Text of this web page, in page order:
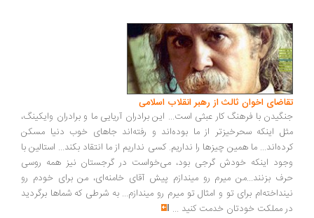
تقاضای اخوان ثالث از رهبر انقلاب اسلامی
جنگیدن با فرهنگ کار عبثی است... این برادران آریایی ما و برادران وایکینگ،
مثل اینکه سحرخیزتر از ما بوده‌اند و رفته‌اند جاهای خوب دنیا مسکن
کرده‌اند... ما همین چیزها را نداریم. کسی نداریم از ما انتقاد بکند... استالین با
وجود اینکه خودش گرجی بود، می‌خواست در گرجستان نیز همه روسی
حرف بزنند...من میرم رو میندازم پیش آقای خامنه‌ای، من برای خودم رو
نینداخته‌ام برای تو و امثال تو میرم رو میندازم... به شرطی که شماها برگردید
در مملکت خودتان خدمت کنید ...